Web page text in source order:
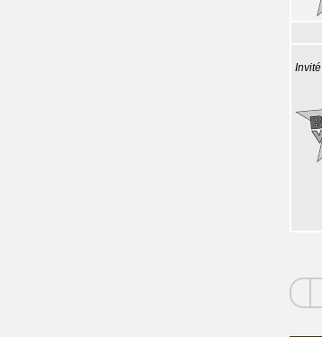
Invité